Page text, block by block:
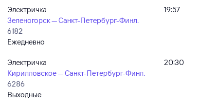
Электричка
Зеленогорск — Санкт-Петербург-Финл.
6182
Ежедневно
19:57
Электричка
Кирилловское — Санкт-Петербург-Финл.
6286
Выходные
20:30